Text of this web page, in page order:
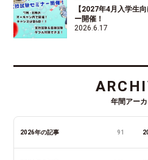
【2027年4月入学生
ー開催！
2026.6.17
年間アー
2026年の記事 91